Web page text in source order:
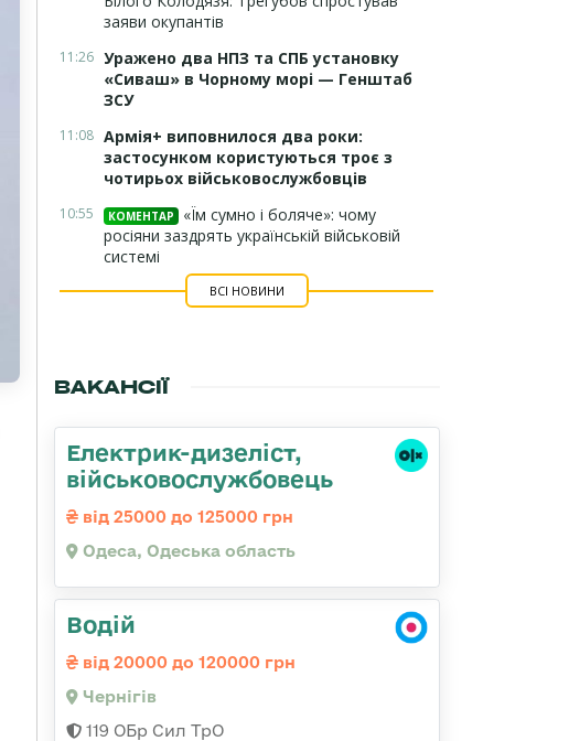
заяви окупантів
11:26 Уражено два НПЗ та СПБ установку
«Сиваш» в Чорному морі — Генштаб
ЗСУ
11:08 Армія+ виповнилося два роки:
застосунком користуються троє з
чотирьох військовослужбовців
10:55 КОМЕНТАР
«Їм сумно і боляче»: чому
росіяни заздрять українській військовій
системі
ВСІ НОВИНИ
ВАКАНСІЇ
Електрик-дизеліст,
військовослужбовець
від 25000 до 125000 грн
Одеса, Одеська область
Водій
від 20000 до 120000 грн
Чернігів
119 ОБр Сил ТрО